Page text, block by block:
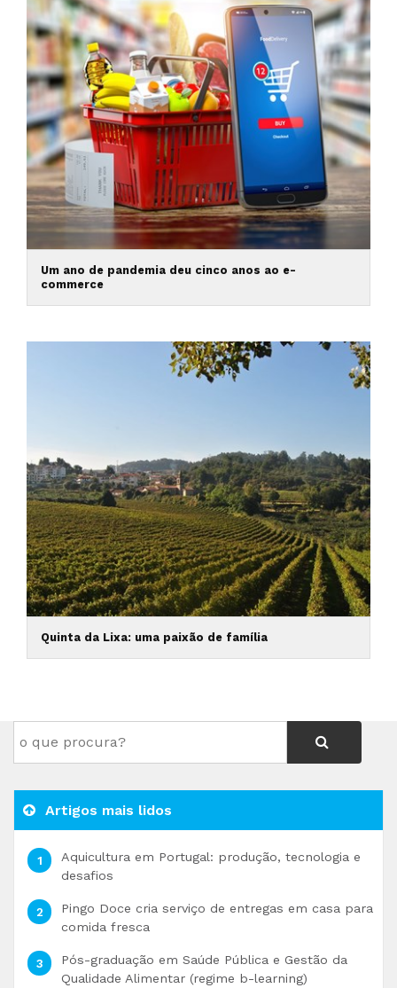
Um ano de pandemia deu cinco anos ao e-
commerce
Quinta da Lixa: uma paixão de família
Artigos mais lidos
Aquicultura em Portugal: produção, tecnologia e
desafios
Pingo Doce cria serviço de entregas em casa para
comida fresca
Pós-graduação em Saúde Pública e Gestão da
Qualidade Alimentar (regime b-learning)